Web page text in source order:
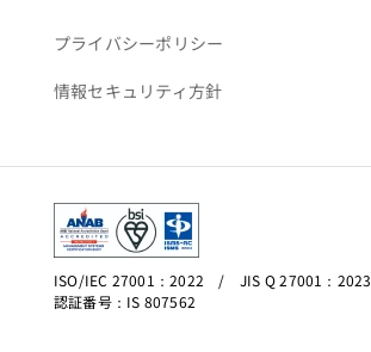
プライバシーポリシー
情報セキュリティ方針
ISO/IEC 27001：2022 / JIS Q 27001：2023
認証番号：IS 807562